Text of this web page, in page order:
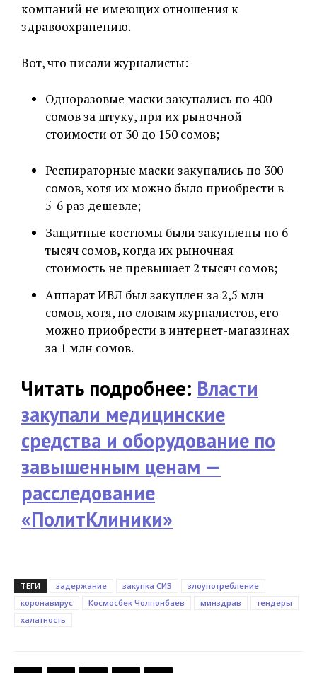
компаний не имеющих отношения к
здравоохранению.
Вот, что писали журналисты:
Одноразовые маски закупались по 400
сомов за штуку, при их рыночной
стоимости от 30 до 150 сомов;
Респираторные маски закупались по 300
сомов, хотя их можно было приобрести в
5-6 раз дешевле;
Защитные костюмы были закуплены по 6
тысяч сомов, когда их рыночная
стоимость не превышает 2 тысяч сомов;
Аппарат ИВЛ был закуплен за 2,5 млн
сомов, хотя, по словам журналистов, его
можно приобрести в интернет-магазинах
за 1 млн сомов.
Читать подробнее: Власти
закупали медицинские
средства и оборудование по
завышенным ценам —
расследование
«ПолитКлиники»
ТЕГИ задержание закупка СИЗ
злоупотребление
коронавирус
Космосбек Чолпонбаев минздрав
тендеры
халатность